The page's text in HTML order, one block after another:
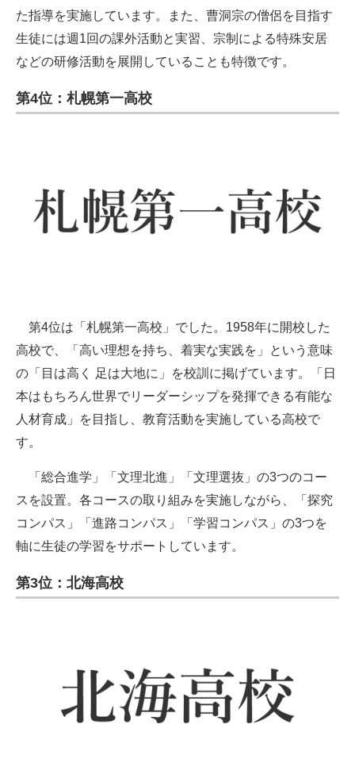
た指導を実施しています。また、曹洞宗の僧侶を目指す
生徒には週1回の課外活動と実習、宗制による特殊安居
などの研修活動を展開していることも特徴です。
第4位：札幌第一高校
第4位は「札幌第一高校」でした。1958年に開校した
高校で、「高い理想を持ち、着実な実践を」という意味
の「目は高く 足は大地に」を校訓に掲げています。「日
本はもちろん世界でリーダーシップを発揮できる有能な
人材育成」を目指し、教育活動を実施している高校で
す。
「総合進学」「文理北進」「文理選抜」の3つのコー
スを設置。各コースの取り組みを実施しながら、「探究
コンパス」「進路コンパス」「学習コンパス」の3つを
軸に生徒の学習をサポートしています。
第3位：北海高校